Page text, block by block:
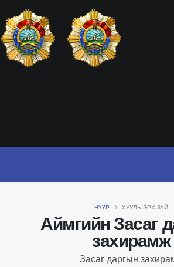
Аймгийн Засаг
захирамж
Засаг даргын
НҮҮР ХУУЛЬ ЭРХ ЗҮЙ